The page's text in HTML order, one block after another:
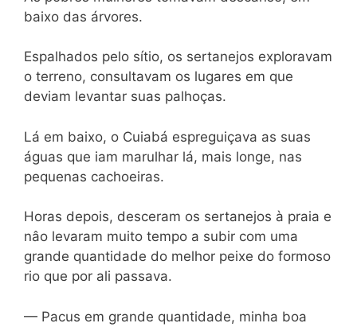
baixo das árvores.
Espalhados pelo sítio, os sertanejos exploravam
o terreno, consultavam os lugares em que
deviam levantar suas palhoças.
Lá em baixo, o Cuiabá espreguiçava as suas
águas que iam marulhar lá, mais longe, nas
pequenas cachoeiras.
Horas depois, desceram os sertanejos à praia e
nâo levaram muito tempo a subir com uma
grande quantidade do melhor peixe do formoso
rio que por ali passava.
— Pacus em grande quantidade, minha boa